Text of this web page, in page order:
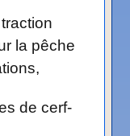
la pêche
de cerf-